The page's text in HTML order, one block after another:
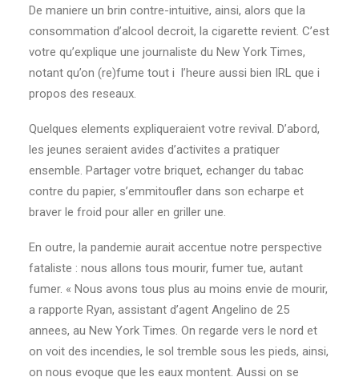
De maniere un brin contre-intuitive, ainsi, alors que la
consommation d’alcool decroit, la cigarette revient. C’est
votre qu’explique une journaliste du New York Times,
notant qu’on (re)fume tout i l’heure aussi bien IRL que i
propos des reseaux.
Quelques elements expliqueraient votre revival. D’abord,
les jeunes seraient avides d’activites a pratiquer
ensemble. Partager votre briquet, echanger du tabac
contre du papier, s’emmitoufler dans son echarpe et
braver le froid pour aller en griller une.
En outre, la pandemie aurait accentue notre perspective
fataliste : nous allons tous mourir, fumer tue, autant
fumer. « Nous avons tous plus au moins envie de mourir,
a rapporte Ryan, assistant d’agent Angelino de 25
annees, au New York Times. On regarde vers le nord et
on voit des incendies, le sol tremble sous les pieds, ainsi,
on nous evoque que les eaux montent. Aussi on se